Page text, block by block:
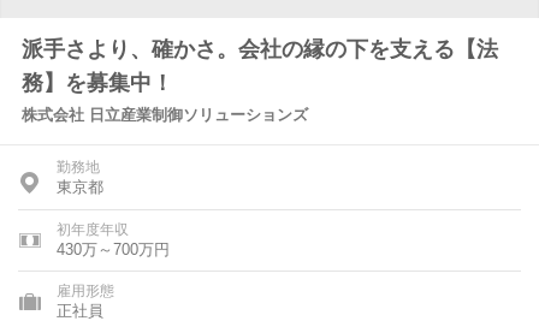
派手さより、確かさ。会社の縁の下を支える【法
務】を募集中！
株式会社 日立産業制御ソリューションズ
勤務地
東京都
初年度年収
430万～700万円
雇用形態
正社員